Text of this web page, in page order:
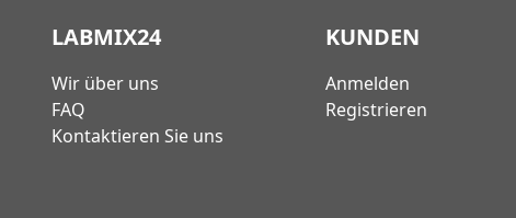
LABMIX24
Wir über uns
FAQ
Kontaktieren Sie uns
KUNDEN
Anmelden
Registrieren